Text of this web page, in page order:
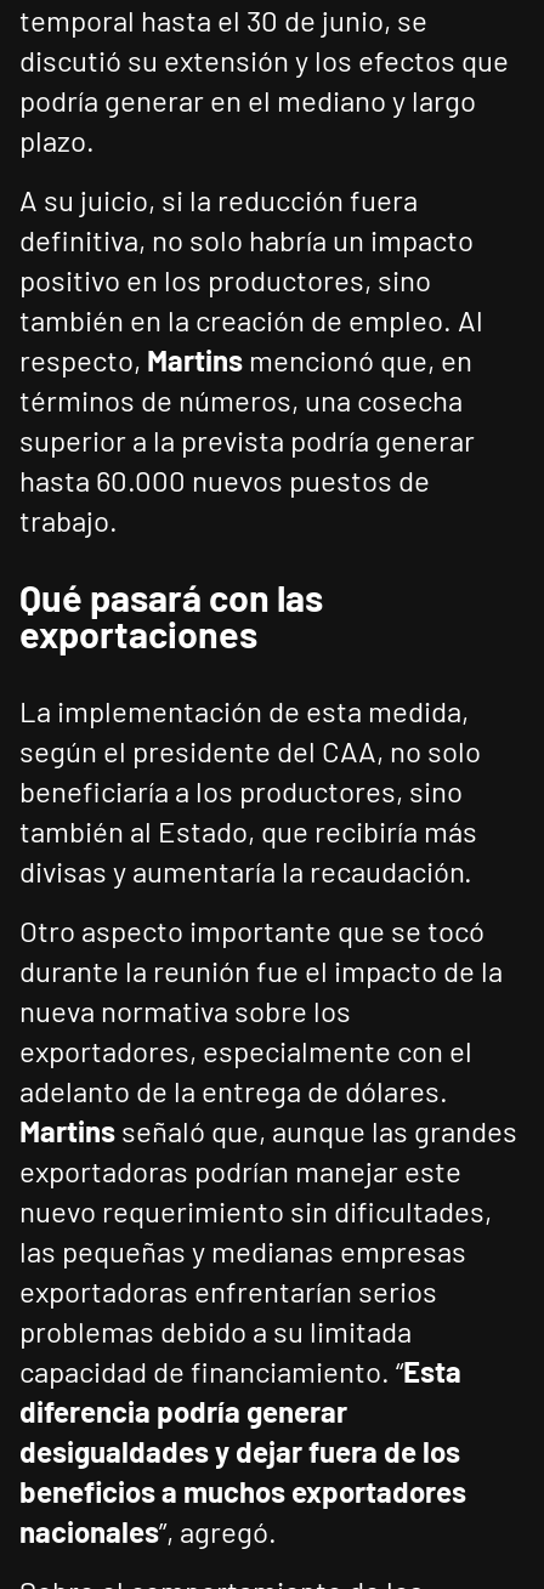
temporal hasta el 30 de junio, se
discutió su extensión y los efectos que
podría generar en el mediano y largo
plazo.
A su juicio, si la reducción fuera
definitiva, no solo habría un impacto
positivo en los productores, sino
también en la creación de empleo. Al
respecto, Martins mencionó que, en
términos de números, una cosecha
superior a la prevista podría generar
hasta 60.000 nuevos puestos de
trabajo.
Qué pasará con las
exportaciones
La implementación de esta medida,
según el presidente del CAA, no solo
beneficiaría a los productores, sino
también al Estado, que recibiría más
divisas y aumentaría la recaudación.
Otro aspecto importante que se tocó
durante la reunión fue el impacto de la
nueva normativa sobre los
exportadores, especialmente con el
adelanto de la entrega de dólares.
Martins señaló que, aunque las grandes
exportadoras podrían manejar este
nuevo requerimiento sin dificultades,
las pequeñas y medianas empresas
exportadoras enfrentarían serios
problemas debido a su limitada
capacidad de financiamiento. “Esta
diferencia podría generar
desigualdades y dejar fuera de los
beneficios a muchos exportadores
nacionales”, agregó.